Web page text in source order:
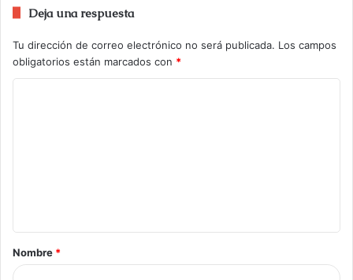
Deja una respuesta
Tu dirección de correo electrónico no será publicada. Los campos
obligatorios están marcados con *
Nombre *